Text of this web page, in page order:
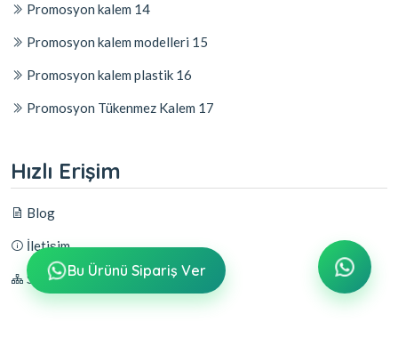
Bu Ürünü Sipariş Ver
Promosyon kalem 14
Promosyon kalem modelleri 15
Promosyon kalem plastik 16
Promosyon Tükenmez Kalem 17
Hızlı Erişim
Blog
İletişim
Sitemap